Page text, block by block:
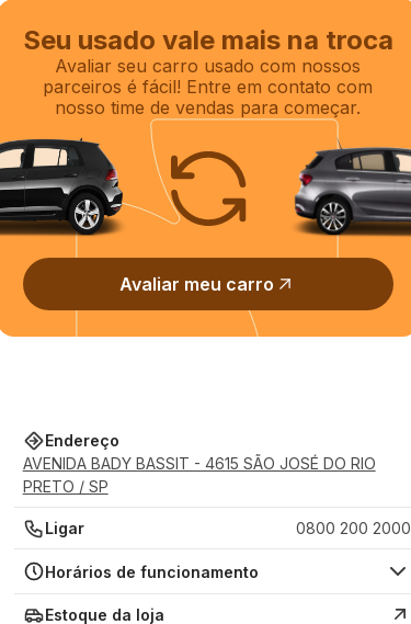
Seu usado vale mais na troca
Avaliar seu carro usado com nossos
parceiros é fácil! Entre em contato com
nosso time de vendas para começar.
Avaliar meu carro
Endereço
AVENIDA BADY BASSIT - 4615 SÃO JOSÉ DO RIO
PRETO / SP
Ligar 0800 200 2000
Horários de funcionamento
Estoque da loja